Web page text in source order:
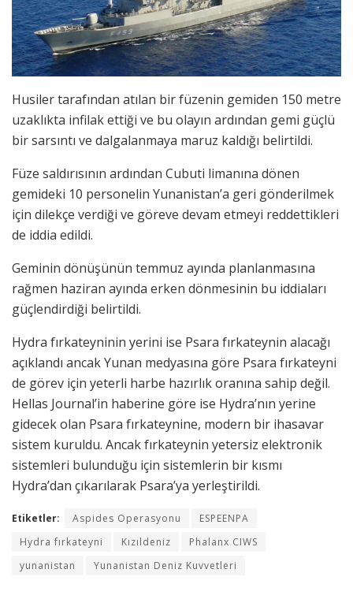
Husiler tarafından atılan bir füzenin gemiden 150 metre
uzaklıkta infilak ettiği ve bu olayın ardından gemi güçlü
bir sarsıntı ve dalgalanmaya maruz kaldığı belirtildi.
Füze saldırısının ardından Cubuti limanına dönen
gemideki 10 personelin Yunanistan’a geri gönderilmek
için dilekçe verdiği ve göreve devam etmeyi reddettikleri
de iddia edildi.
Geminin dönüşünün temmuz ayında planlanmasına
rağmen haziran ayında erken dönmesinin bu iddiaları
güçlendirdiği belirtildi.
Hydra fırkateyninin yerini ise Psara fırkateynin alacağı
açıklandı ancak Yunan medyasına göre Psara fırkateyni
de görev için yeterli harbe hazırlık oranına sahip değil.
Hellas Journal’in haberine göre ise Hydra’nın yerine
gidecek olan Psara fırkateynine, modern bir ihasavar
sistem kuruldu. Ancak fırkateynin yetersiz elektronik
sistemleri bulunduğu için sistemlerin bir kısmı
Hydra’dan çıkarılarak Psara’ya yerleştirildi.
Etiketler: Aspides Operasyonu
ESPEENPA
Hydra fırkateyni
Kızıldeniz
Phalanx CIWS
yunanistan
Yunanistan Deniz Kuvvetleri